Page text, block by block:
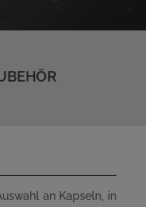
an Kapseln, in